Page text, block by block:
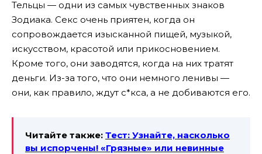
Тельцы — одни из самых чувственных знаков
Зодиака. Секс очень приятен, когда он
сопровождается изысканной пищей, музыкой,
искусством, красотой или прикосновением.
Кроме того, они заводятся, когда на них тратят
деньги. Из-за того, что они немного ленивы —
они, как правило, ждут с*кса, а не добиваются его.
Читайте также: Тест: Узнайте, насколько
вы испорчены! «Грязные» или невинные